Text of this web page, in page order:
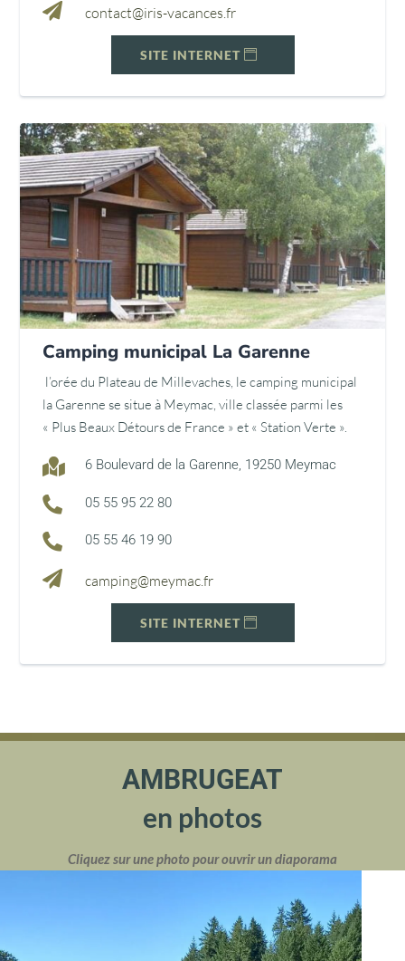
 contact@iris-vacances.fr
SITE INTERNET
Camping municipal La Garenne
l’orée du Plateau de Millevaches, le camping municipal
la Garenne se situe à Meymac, ville classée parmi les
« Plus Beaux Détours de France » et « Station Verte ».
 6 Boulevard de la Garenne, 19250 Meymac
 05 55 95 22 80
 05 55 46 19 90
 camping@meymac.fr
SITE INTERNET
AMBRUGEAT
en photos
Cliquez sur une photo pour ouvrir un diaporama